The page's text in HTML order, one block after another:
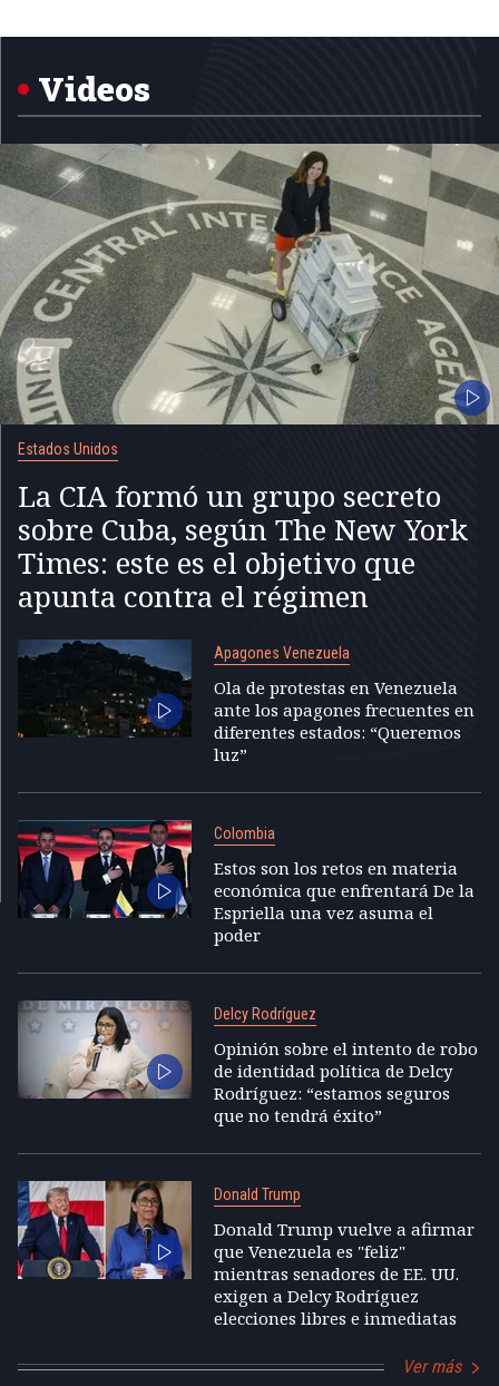
1
Videos
Estados Unidos
La CIA formó un grupo secreto
sobre Cuba, según The New York
Times: este es el objetivo que
apunta contra el régimen
Apagones Venezuela
Ola de protestas en Venezuela
ante los apagones frecuentes en
diferentes estados: “Queremos
luz”
Colombia
Estos son los retos en materia
económica que enfrentará De la
Espriella una vez asuma el
poder
Delcy Rodríguez
Opinión sobre el intento de robo
de identidad política de Delcy
Rodríguez: “estamos seguros
que no tendrá éxito”
Donald Trump
Donald Trump vuelve a afirmar
que Venezuela es "feliz"
mientras senadores de EE. UU.
exigen a Delcy Rodríguez
elecciones libres e inmediatas
Ver más